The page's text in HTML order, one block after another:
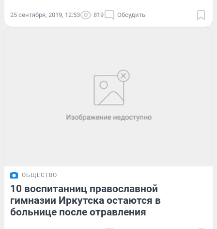
25 сентября, 2019, 12:53 819 Обсудить
ОБЩЕСТВО
10 воспитанниц православной
гимназии Иркутска остаются в
больнице после отравления